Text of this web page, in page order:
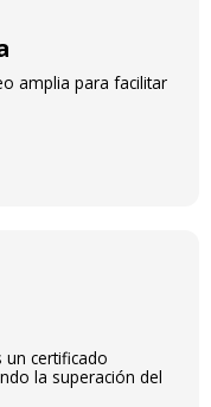
amplia para facilitar
un certificado
la superación del